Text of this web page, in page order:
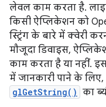
लेवल काम करता है.
किसी ऐप्लिकेशन को
स्ट्रिंग के बारे में क्वेरी
मौजूदा डिवाइस,
काम करता है या नहीं.
में जानकारी पाने के
glGetString() का